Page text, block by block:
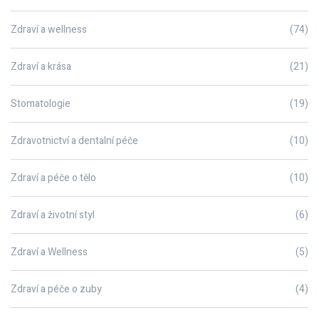
Zdraví a wellness (74)
Zdraví a krása (21)
Stomatologie (19)
Zdravotnictví a dentalní péče (10)
Zdraví a péče o tělo (10)
Zdraví a životní styl (6)
Zdraví a Wellness (5)
Zdraví a péče o zuby (4)